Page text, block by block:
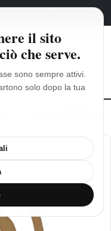
italiano
TO THE MOONPHASE
il sito
che serve.
sono sempre attivi.
solo dopo la tua